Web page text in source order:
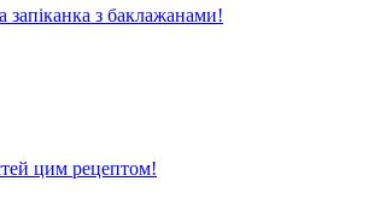
з баклажанами!
цим рецептом!